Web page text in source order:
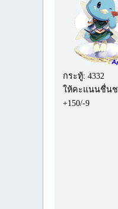
กระทู้: 4332
ให้คะแนนชื่น
+150/-9